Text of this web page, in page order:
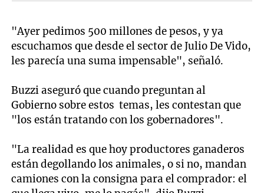
"Ayer pedimos 500 millones de pesos, y ya
escuchamos que desde el sector de Julio De Vido,
les parecía una suma impensable", señaló.
Buzzi aseguró que cuando preguntan al
Gobierno sobre estos temas, les contestan que
"los están tratando con los gobernadores".
"La realidad es que hoy productores ganaderos
están degollando los animales, o si no, mandan
camiones con la consigna para el comprador: el